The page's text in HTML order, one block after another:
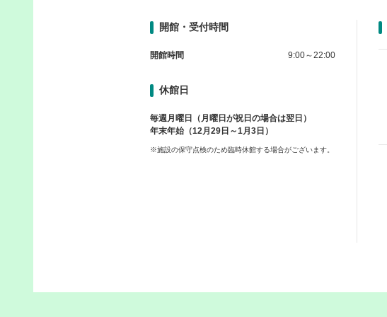
開館・受付時間
開館時間 9:00～22:00
休館日
毎週月曜日（月曜日が祝日の場合は翌日）
年末年始（12月29日～1月3日）
※施設の保守点検のため臨時休館する場合がございます。